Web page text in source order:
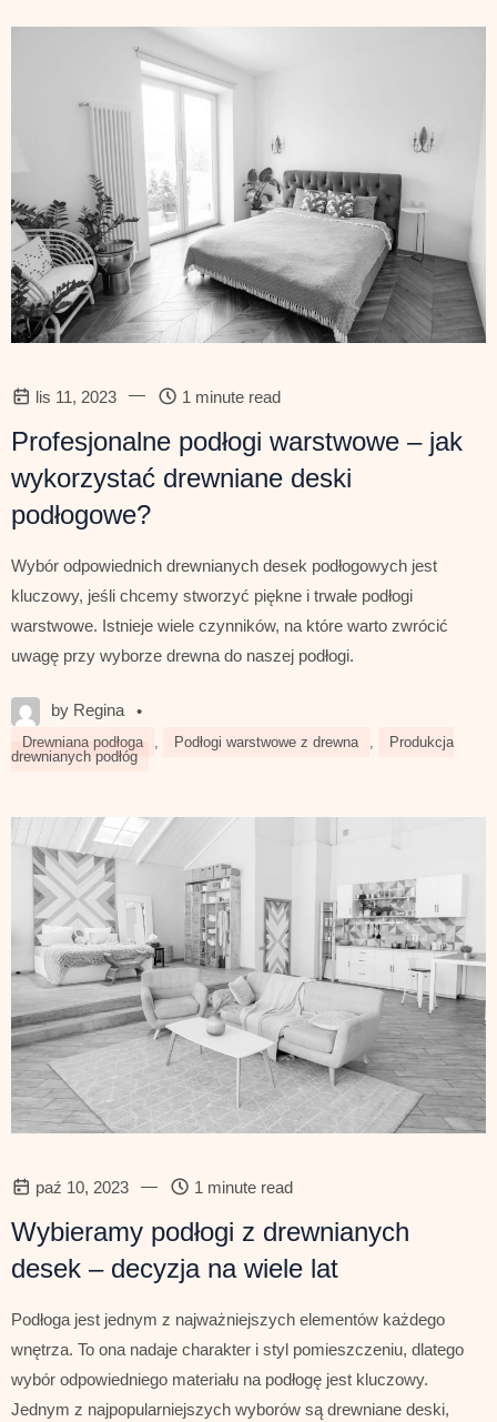
lis 11, 2023 — 1 minute read
Profesjonalne podłogi warstwowe – jak
wykorzystać drewniane deski
podłogowe?
Wybór odpowiednich drewnianych desek podłogowych jest
kluczowy, jeśli chcemy stworzyć piękne i trwałe podłogi
warstwowe. Istnieje wiele czynników, na które warto zwrócić
uwagę przy wyborze drewna do naszej podłogi.
by Regina •
Drewniana podłoga Podłogi warstwowe z drewna
Produkcja
drewnianych podłóg
paź 10, 2023 — 1 minute read
Wybieramy podłogi z drewnianych
desek – decyzja na wiele lat
Podłoga jest jednym z najważniejszych elementów każdego
wnętrza. To ona nadaje charakter i styl pomieszczeniu, dlatego
wybór odpowiedniego materiału na podłogę jest kluczowy.
Jednym z najpopularniejszych wyborów są drewniane deski,